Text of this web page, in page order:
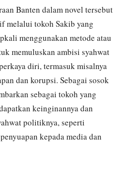
Banten dalam novel tersebut
melalui tokoh Sakib yang
menggunakan metode atau
memuluskan ambisi syahwat
diri, termasuk misalnya
dan korupsi. Sebagai sosok
sebagai tokoh yang
keinginannya dan
politiknya, seperti
kepada media dan